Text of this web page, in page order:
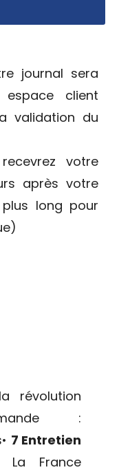
journal sera
client
validation du
votre
après votre
long pour
révolution
:
7 Entretien
France